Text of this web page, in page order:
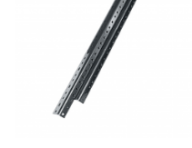
Pour racks RK-16 et BRK-
Vendu par paire